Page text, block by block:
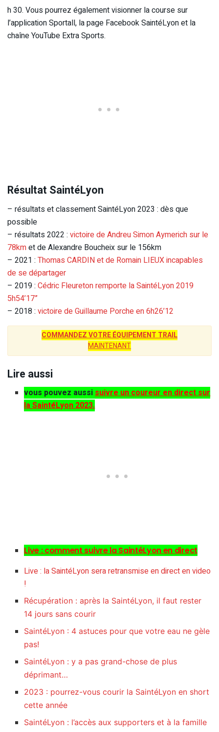
h 30. Vous pourrez également visionner la course sur
l’application Sportall, la page Facebook SaintéLyon et la
chaîne YouTube Extra Sports.
Résultat SaintéLyon
– résultats et classement SaintéLyon 2023 : dès que
possible
– résultats 2022 : victoire de Andreu Simon Aymerich sur le
78kmet de Alexandre Boucheix sur le 156km
– 2021 : Thomas CARDIN et de Romain LIEUX incapables
de se départager
– 2019 : Cédric Fleureton remporte la SaintéLyon 2019
5h54’17”
– 2018 : victoire de Guillaume Porche en 6h26’12
COMMANDEZ VOTRE ÉQUIPEMENT TRAIL
MAINTENANT
Lire aussi
vous pouvez aussisuivre un coureur en direct sur
la SaintéLyon 2023.
Live : comment suivre la SaintéLyon en direct
Live : la SaintéLyon sera retransmise en direct en video
!
Récupération : après la SaintéLyon, il faut rester
14 jours sans courir
SaintéLyon : 4 astuces pour que votre eau ne gèle
pas!
SaintéLyon : y a pas grand-chose de plus
déprimant…
2023 : pourrez-vous courir la SaintéLyon en short
cette année
SaintéLyon : l’accès aux supporters et à la famille